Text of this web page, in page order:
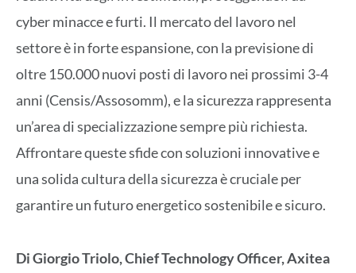
cyber minacce e furti. Il mercato del lavoro nel
settore è in forte espansione, con la previsione di
oltre 150.000 nuovi posti di lavoro nei prossimi 3-4
anni (Censis/Assosomm), e la sicurezza rappresenta
un’area di specializzazione sempre più richiesta.
Affrontare queste sfide con soluzioni innovative e
una solida cultura della sicurezza è cruciale per
garantire un futuro energetico sostenibile e sicuro.
Di Giorgio Triolo, Chief Technology Officer, Axitea